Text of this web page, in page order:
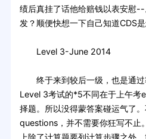
绩后真挂了话他给赔钱以表安慰
发？顺便快想一下自己知道CDS
Level 3-June 2014
终于来到较后一级，也是通过
Level 3考试的*5不同在于上午考
择题。所以没得蒙答案碰运气了
questions，并不需要你狂写不止
上除了计算题要列计算步骤之外